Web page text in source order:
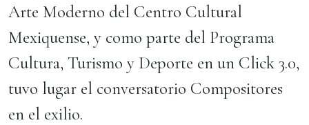
Arte Moderno del Centro Cultural
Mexiquense, y como parte del Programa
Cultura, Turismo y Deporte en un Click 3.0,
tuvo lugar el conversatorio Compositores
en el exilio.